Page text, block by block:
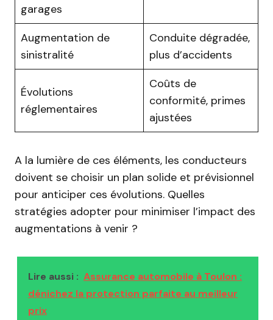
garages
Augmentation de
sinistralité
Conduite dégradée,
plus d’accidents
Évolutions
réglementaires
Coûts de
conformité, primes
ajustées
A la lumière de ces éléments, les conducteurs
doivent se choisir un plan solide et prévisionnel
pour anticiper ces évolutions. Quelles
stratégies adopter pour minimiser l’impact des
augmentations à venir ?
Lire aussi : Assurance automobile à Toulon :
dénichez la protection parfaite au meilleur
prix